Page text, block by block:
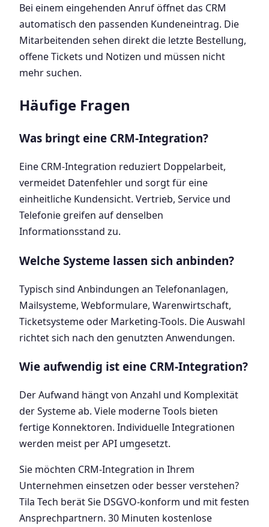
Bei einem eingehenden Anruf öffnet das CRM
automatisch den passenden Kundeneintrag. Die
Mitarbeitenden sehen direkt die letzte Bestellung,
offene Tickets und Notizen und müssen nicht
mehr suchen.
Häufige Fragen
Was bringt eine CRM-Integration?
Eine CRM-Integration reduziert Doppelarbeit,
vermeidet Datenfehler und sorgt für eine
einheitliche Kundensicht. Vertrieb, Service und
Telefonie greifen auf denselben
Informationsstand zu.
Welche Systeme lassen sich anbinden?
Typisch sind Anbindungen an Telefonanlagen,
Mailsysteme, Webformulare, Warenwirtschaft,
Ticketsysteme oder Marketing-Tools. Die Auswahl
richtet sich nach den genutzten Anwendungen.
Wie aufwendig ist eine CRM-Integration?
Der Aufwand hängt von Anzahl und Komplexität
der Systeme ab. Viele moderne Tools bieten
fertige Konnektoren. Individuelle Integrationen
werden meist per API umgesetzt.
Sie möchten CRM-Integration in Ihrem
Unternehmen einsetzen oder besser verstehen?
Tila Tech berät Sie DSGVO-konform und mit festen
Ansprechpartnern. 30 Minuten kostenlose